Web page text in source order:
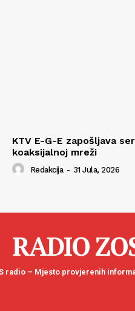
KTV E-G-E zapošljava
koaksijalnoj mreži
Redakcija - 31 Jula, 2026
RADIO
radio – Mjesto provjerenih